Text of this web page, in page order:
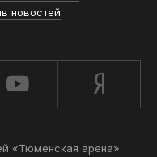
новостей
«Тюменская арена»